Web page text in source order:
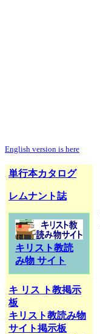
English version is here
単行本カタログ
レムナント誌
キリスト教読
み物 サイト
キ リス ト教掲示
板
キリスト教読み物
サイト掲示板